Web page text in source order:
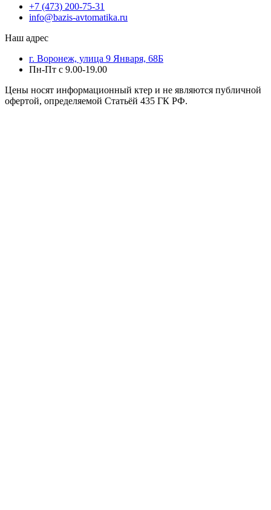
+7 (473) 200-75-31
info@bazis-avtomatika.ru
Наш адрес
г. Воронеж, улица 9 Января, 68Б
Пн-Пт с 9.00-19.00
Цены носят информационный ктер и не являются публичной
офертой, определяемой Статьёй 435 ГК РФ.